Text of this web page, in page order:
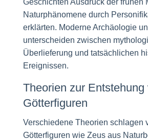
Geschichten Ausdruck der frühen
Naturphänomene durch
erklärten. Moderne Archäologie
unterscheiden zwischen
Überlieferung und tatsächlichen
Ereignissen.
Theorien zur Entstehung
Götterfiguren
Verschiedene Theorien schlagen
Götterfiguren wie Zeus aus